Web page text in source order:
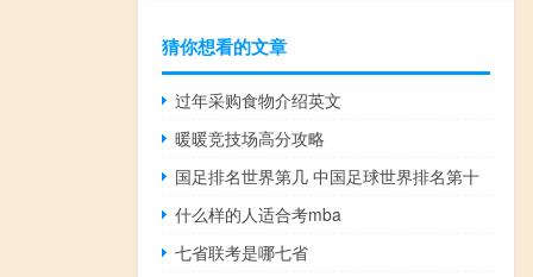
猜你想看的文章
过年采购食物介绍英文
暖暖竞技场高分攻略
国足排名世界第几 中国足球世界排名第十
什么样的人适合考mba
七省联考是哪七省